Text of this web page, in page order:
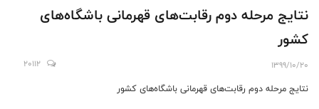
نتایج مرحله دوم رقابت‌های قهرمانی باشگاه‌های
کشور
1399/10/20
20112
نتایج مرحله دوم رقابت‌های قهرمانی باشگاه‌های کشور